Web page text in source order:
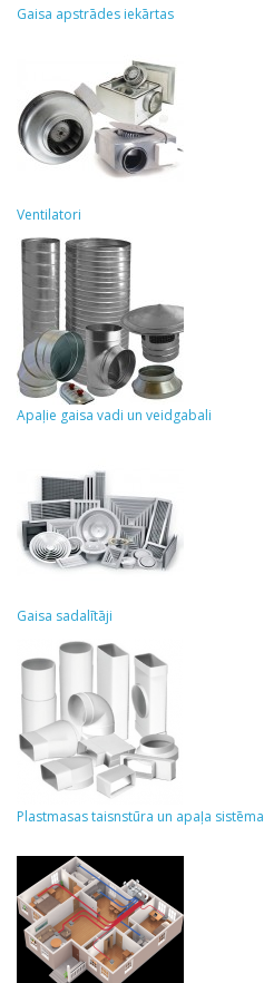
Gaisa apstrādes iekārtas
Ventilatori
Apaļie gaisa vadi un veidgabali
Gaisa sadalītāji
Plastmasas taisnstūra un apaļa sistēma